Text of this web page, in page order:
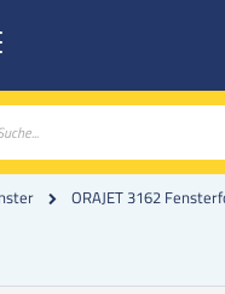
ORAJET 3162